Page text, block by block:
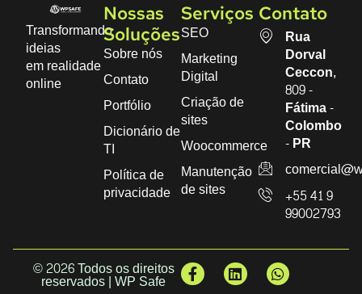
Transformando
ideias
em realidade
online
Nossas
Soluções
Sobre nós
Contato
Portfólio
Dicionário de
TI
Política de
privacidade
Serviços
SEO
Marketing
Digital
Criação de
sites
Woocommerce
Manutenção
de sites
Contato
Rua
Dorval
Ceccon,
809 -
Fátima -
Colombo
- PR
+55 41 9
99002793
© 2026 Todos os direitos
reservados | WP Safe